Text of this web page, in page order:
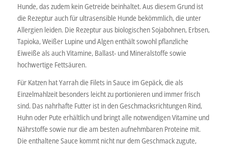
Hunde, das zudem kein Getreide beinhaltet. Aus diesem Grund ist
die Rezeptur auch für ultrasensible Hunde bekömmlich, die unter
Allergien leiden. Die Rezeptur aus biologischen Sojabohnen, Erbsen,
Tapioka, Weißer Lupine und Algen enthält sowohl pflanzliche
Eiweiße als auch Vitamine, Ballast- und Mineralstoffe sowie
hochwertige Fettsäuren.
Für Katzen hat Yarrah die Filets in Sauce im Gepäck, die als
Einzelmahlzeit besonders leicht zu portionieren und immer frisch
sind. Das nahrhafte Futter ist in den Geschmacksrichtungen Rind,
Huhn oder Pute erhältlich und bringt alle notwendigen Vitamine und
Nährstoffe sowie nur die am besten aufnehmbaren Proteine mit.
Die enthaltene Sauce kommt nicht nur dem Geschmack zugute,